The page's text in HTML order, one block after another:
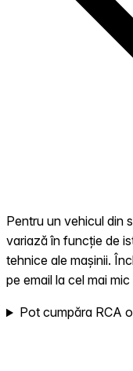
Pentru un vehicul din
variază în funcție de
tehnice ale mașinii.
pe email la cel mai
Pot cumpăra RCA